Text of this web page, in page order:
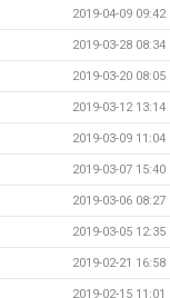
2019-04-09 09:42
2019-03-28 08:34
2019-03-20 08:05
2019-03-12 13:14
2019-03-09 11:04
2019-03-07 15:40
2019-03-06 08:27
2019-03-05 12:35
2019-02-21 16:58
2019-02-15 11:01